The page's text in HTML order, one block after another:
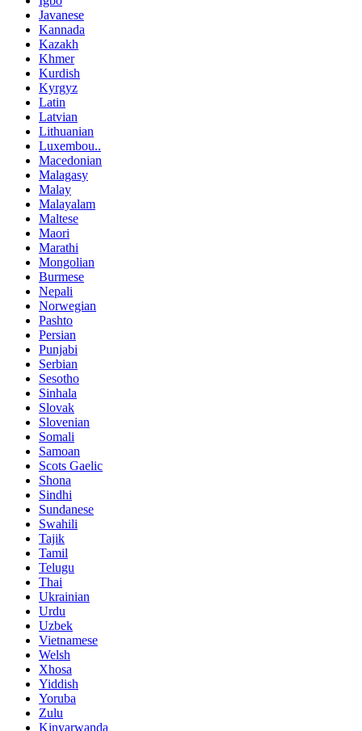
Javanese
Kannada
Kazakh
Khmer
Kurdish
Kyrgyz
Latin
Latvian
Lithuanian
Luxembou..
Macedonian
Malagasy
Malay
Malayalam
Maltese
Maori
Marathi
Mongolian
Burmese
Nepali
Norwegian
Pashto
Persian
Punjabi
Serbian
Sesotho
Sinhala
Slovak
Slovenian
Somali
Samoan
Scots Gaelic
Shona
Sindhi
Sundanese
Swahili
Tajik
Tamil
Telugu
Thai
Ukrainian
Urdu
Uzbek
Vietnamese
Welsh
Xhosa
Yiddish
Yoruba
Zulu
Kinyarwanda